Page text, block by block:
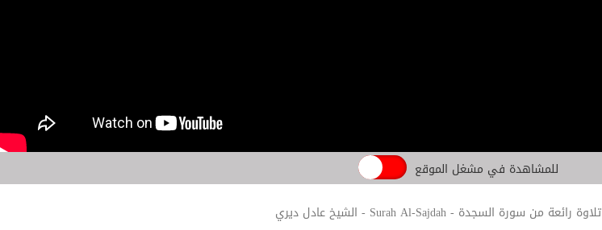
للمشاهدة في مشغل الموقع
تلاوة رائعة من سورة السجدة - Surah Al-Sajdah - الشيخ عادل ديري